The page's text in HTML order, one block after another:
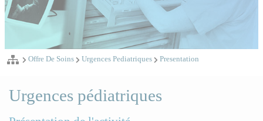
Offre De Soins Urgences Pediatriques Presentation
Urgences pédiatriques